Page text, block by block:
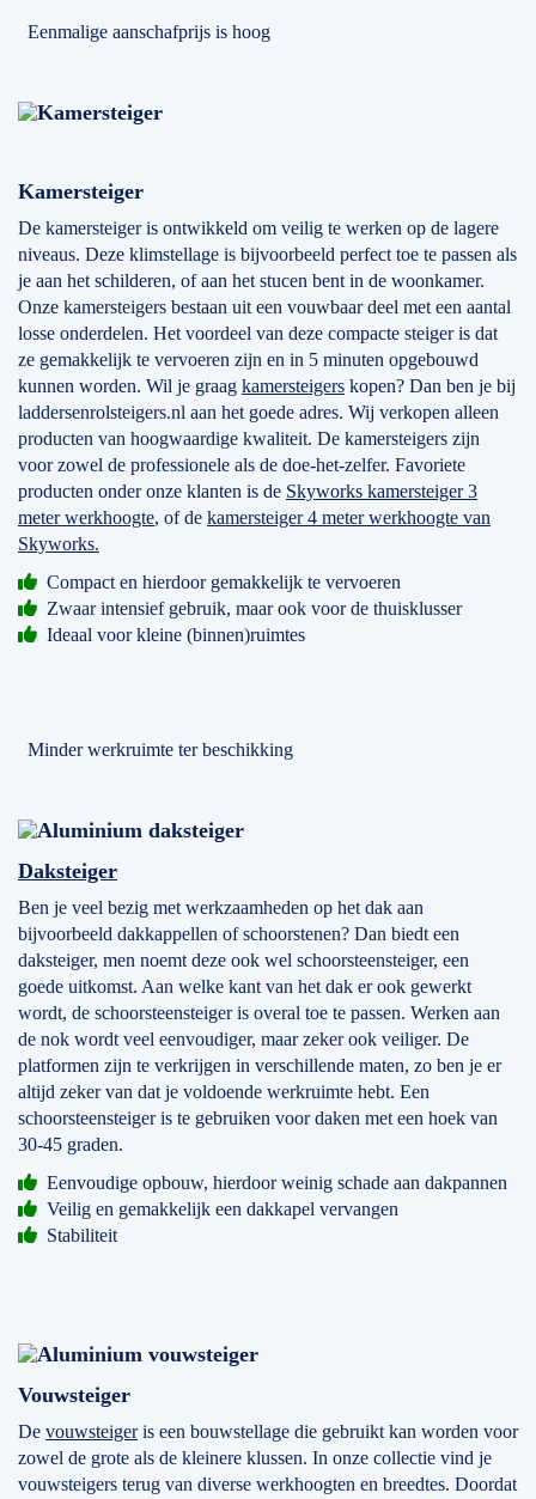
Eenmalige aanschafprijs is hoog
Kamersteiger
De kamersteiger is ontwikkeld om veilig te werken op de lagere
niveaus. Deze klimstellage is bijvoorbeeld perfect toe te passen als
je aan het schilderen, of aan het stucen bent in de woonkamer.
Onze kamersteigers bestaan uit een vouwbaar deel met een aantal
losse onderdelen. Het voordeel van deze compacte steiger is dat
ze gemakkelijk te vervoeren zijn en in 5 minuten opgebouwd
kunnen worden. Wil je graag kamersteigers kopen? Dan ben je bij
laddersenrolsteigers.nl aan het goede adres. Wij verkopen alleen
producten van hoogwaardige kwaliteit. De kamersteigers zijn
voor zowel de professionele als de doe-het-zelfer. Favoriete
producten onder onze klanten is de Skyworks kamersteiger 3
meter werkhoogte, of de kamersteiger 4 meter werkhoogte van
Skyworks.
Compact en hierdoor gemakkelijk te vervoeren
Zwaar intensief gebruik, maar ook voor de thuisklusser
Ideaal voor kleine (binnen)ruimtes
Minder werkruimte ter beschikking
Daksteiger
Ben je veel bezig met werkzaamheden op het dak aan
bijvoorbeeld dakkappellen of schoorstenen? Dan biedt een
daksteiger, men noemt deze ook wel schoorsteensteiger, een
goede uitkomst. Aan welke kant van het dak er ook gewerkt
wordt, de schoorsteensteiger is overal toe te passen. Werken aan
de nok wordt veel eenvoudiger, maar zeker ook veiliger. De
platformen zijn te verkrijgen in verschillende maten, zo ben je er
altijd zeker van dat je voldoende werkruimte hebt. Een
schoorsteensteiger is te gebruiken voor daken met een hoek van
30-45 graden.
Eenvoudige opbouw, hierdoor weinig schade aan dakpannen
Veilig en gemakkelijk een dakkapel vervangen
Stabiliteit
Vouwsteiger
De vouwsteigeris een bouwstellage die gebruikt kan worden voor
zowel de grote als de kleinere klussen. In onze collectie vind je
vouwsteigers terug van diverse werkhoogten en breedtes. Doordat